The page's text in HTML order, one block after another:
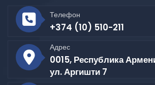
Телефон
+374 (10) 510-211
Адрес
0015, Республика
ул. Аргишти 7